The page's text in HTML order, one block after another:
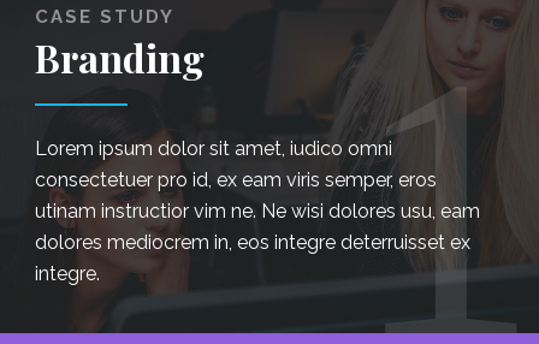
CASE STUDY
Branding
Lorem ipsum dolor sit amet, iudico omni
consectetuer pro id, ex eam viris semper, eros
utinam instructior vim ne. Ne wisi dolores usu, eam
dolores mediocrem in, eos integre deterruisset ex
integre.
1